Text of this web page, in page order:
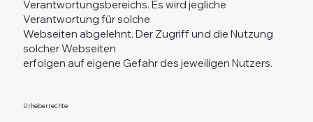
Verantwortungsbereichs. Es wird jegliche
Verantwortung für solche
Webseiten abgelehnt. Der Zugriff und die Nutzung
solcher Webseiten
erfolgen auf eigene Gefahr des jeweiligen Nutzers.
Urheberrechte